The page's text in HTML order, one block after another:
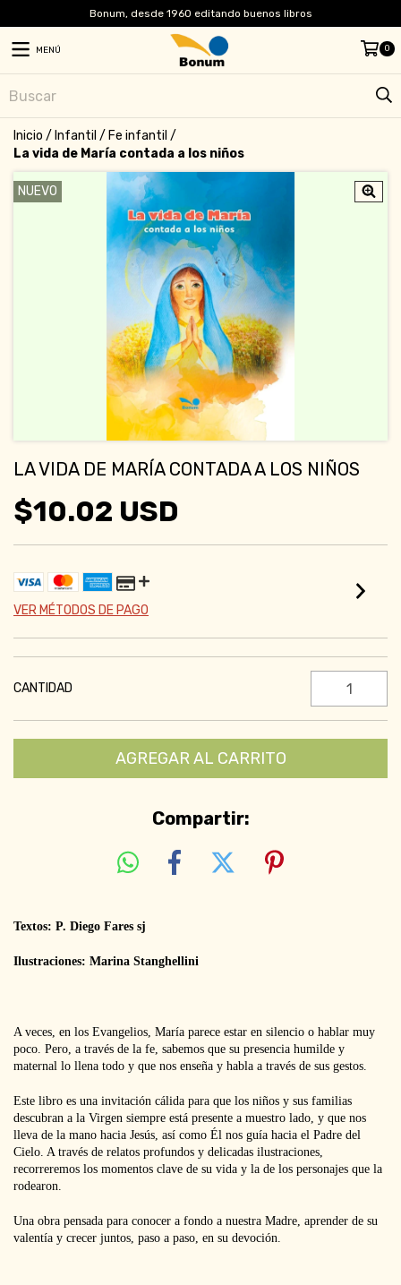
Bonum, desde 1960 editando buenos libros
MENÚ 0
Inicio / Infantil / Fe infantil /
La vida de María contada a los niños
NUEVO
LA VIDA DE MARÍA CONTADA A LOS NIÑOS
$10.02 USD
VER MÉTODOS DE PAGO
CANTIDAD
Compartir:
Textos: P. Diego Fares sj
Ilustraciones: Marina Stanghellini
A veces, en los Evangelios, María parece estar en silencio o hablar muy
poco. Pero, a través de la fe, sabemos que su presencia humilde y
maternal lo llena todo y que nos enseña y habla a través de sus gestos.
Este libro es una invitación cálida para que los niños y sus familias
descubran a la Virgen siempre está presente a muestro lado, y que nos
lleva de la mano hacia Jesús, así como Él nos guía hacia el Padre del
Cielo. A través de relatos profundos y delicadas ilustraciones,
recorreremos los momentos clave de su vida y la de los personajes que la
rodearon.
Una obra pensada para conocer a fondo a nuestra Madre, aprender de su
valentía y crecer juntos, paso a paso, en su devoción.